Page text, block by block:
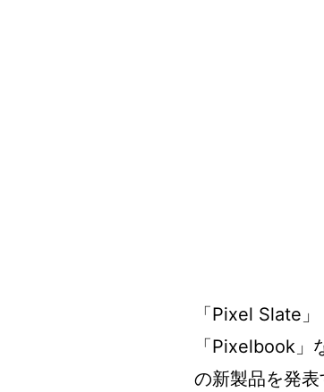
「Pixel Slate
「Pixelbook
の新製品を発表